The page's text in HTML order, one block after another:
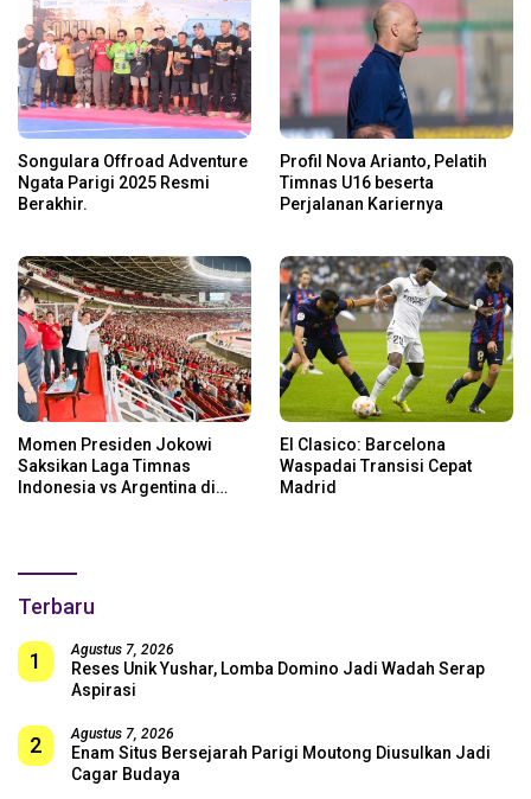
Songulara Offroad Adventure
Ngata Parigi 2025 Resmi
Berakhir.
Profil Nova Arianto, Pelatih
Timnas U16 beserta
Perjalanan Kariernya
Momen Presiden Jokowi
Saksikan Laga Timnas
Indonesia vs Argentina di
El Clasico: Barcelona
Waspadai Transisi Cepat
Madrid
Terbaru
1 Agustus 7, 2026
Reses Unik Yushar, Lomba Domino Jadi Wadah Serap
Aspirasi
2 Agustus 7, 2026
Enam Situs Bersejarah Parigi Moutong Diusulkan Jadi
Cagar Budaya